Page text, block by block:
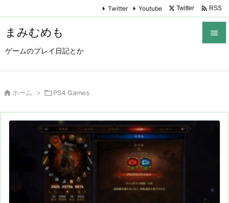
まみむめも
ゲームのプレイ日記とか

Twitter Youtube Twitter  RSS
 ホーム > PS4 Games